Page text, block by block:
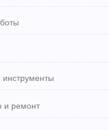
и ремонт